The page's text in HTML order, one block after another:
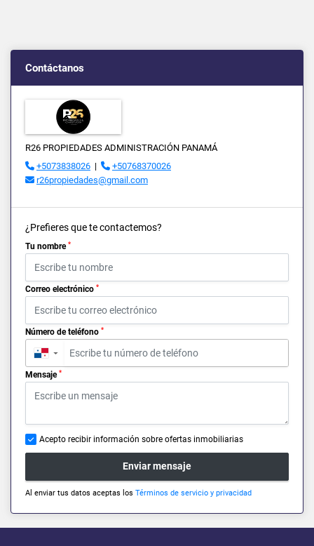
Contáctanos
R26 PROPIEDADES ADMINISTRACIÓN PANAMÁ
+5073838026 |
+50768370026
r26propiedades@gmail.com
¿Prefieres que te contactemos?
Tu nombre *
Correo electrónico *
Número de teléfono *
▼
Mensaje *
Acepto recibir información sobre ofertas inmobiliarias
Enviar mensaje
Al enviar tus datos aceptas los Términos de servicio y privacidad